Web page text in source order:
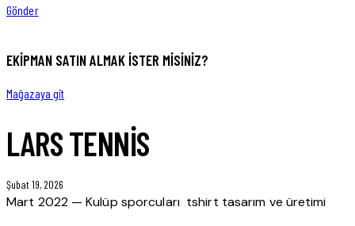
Gönder
EKIPMAN SATIN ALMAK ISTER MISINIZ?
Mağazaya git
LARS TENNIS
Şubat 19, 2026
Mart 2022 — Kulüp sporcuları tshirt tasarım ve üretimi